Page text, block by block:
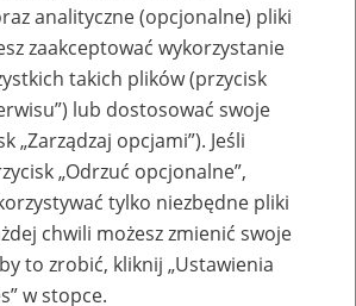
siebie: Aktywni 50+
analityczne (opcjonalne) pliki
zaakceptować wykorzystanie
takich plików (przycisk
lub dostosować swoje
„Zarządzaj opcjami”). Jeśli
„Odrzuć opcjonalne”,
tylko niezbędne pliki
chwili możesz zmienić swoje
to zrobić, kliknij „Ustawienia
w stopce.